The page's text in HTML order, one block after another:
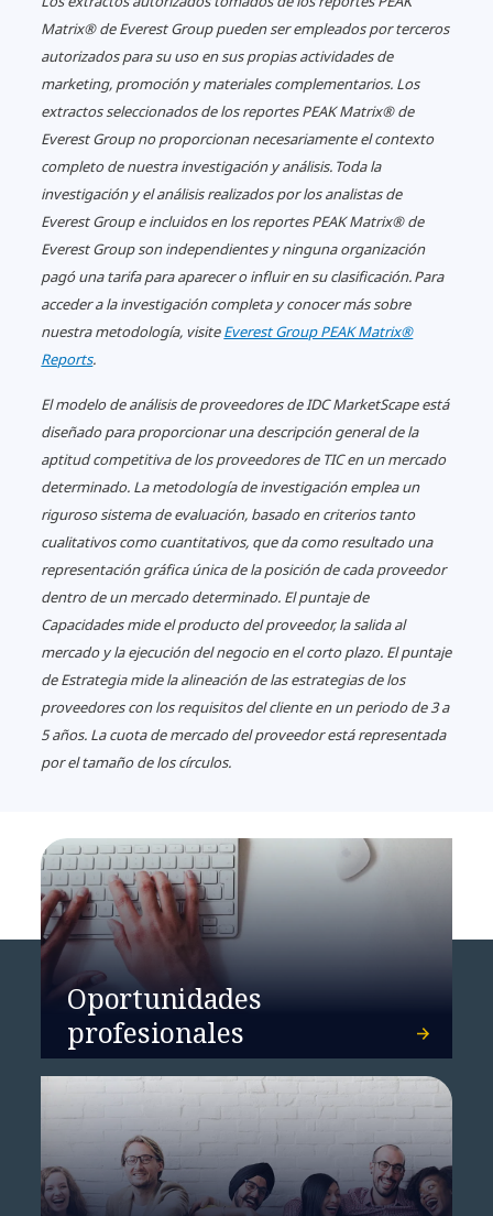
Aero Vodochody agiliza la
formación interna con Wigman,
su asistente basado en
inteligencia artificial
Matrix® de Everest Group pueden ser empleados por terceros
autorizados para su uso en sus propias actividades de
marketing, promoción y materiales complementarios. Los
extractos seleccionados de los reportes PEAK Matrix® de
Everest Group no proporcionan necesariamente el contexto
completo de nuestra investigación y análisis. Toda la
investigación y el análisis realizados por los analistas de
Everest Group e incluidos en los reportes PEAK Matrix® de
Everest Group son independientes y ninguna organización
pagó una tarifa para aparecer o influir en su clasificación. Para
acceder a la investigación completa y conocer más sobre
nuestra metodología, visiteEverest Group PEAK Matrix®
Reports.
El modelo de análisis de proveedores de IDC MarketScape está
diseñado para proporcionar una descripción general de la
aptitud competitiva de los proveedores de TIC en un mercado
determinado. La metodología de investigación emplea un
riguroso sistema de evaluación, basado en criterios tanto
cualitativos como cuantitativos, que da como resultado una
representación gráfica única de la posición de cada proveedor
dentro de un mercado determinado. El puntaje de
Capacidades mide el producto del proveedor, la salida al
mercado y la ejecución del negocio en el corto plazo. El puntaje
de Estrategia mide la alineación de las estrategias de los
proveedores con los requisitos del cliente en un periodo de 3 a
5 años. La cuota de mercado del proveedor está representada
por el tamaño de los círculos.
Oportunidades
profesionales